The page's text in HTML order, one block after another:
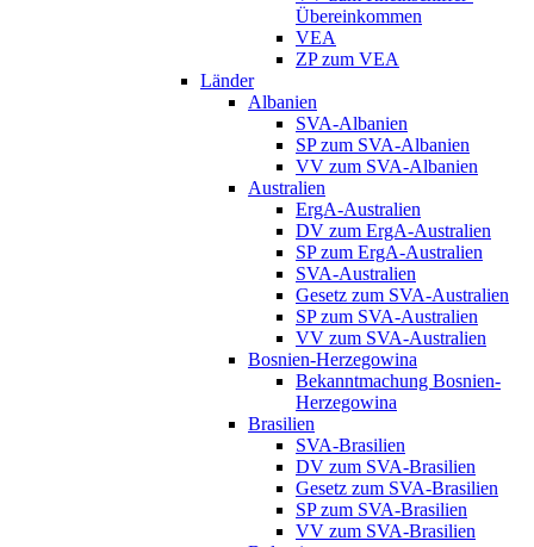
Übereinkommen
VEA
ZP zum VEA
Länder
Albanien
SVA-Albanien
SP zum SVA-Albanien
VV zum SVA-Albanien
Australien
ErgA-Australien
DV zum ErgA-Australien
SP zum ErgA-Australien
SVA-Australien
Gesetz zum SVA-Australien
SP zum SVA-Australien
VV zum SVA-Australien
Bosnien-Herzegowina
Bekanntmachung Bosnien-
Herzegowina
Brasilien
SVA-Brasilien
DV zum SVA-Brasilien
Gesetz zum SVA-Brasilien
SP zum SVA-Brasilien
VV zum SVA-Brasilien